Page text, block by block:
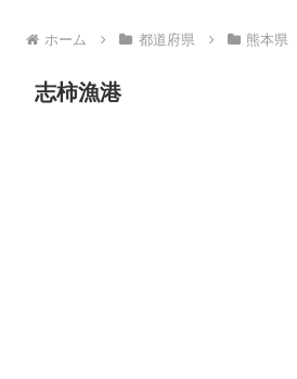
ホーム 都道府県 熊本県
志柿漁港